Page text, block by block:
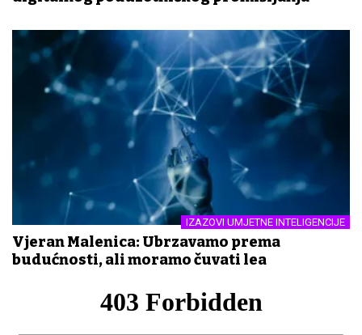
IZAZOVI UMJETNE INTELIGENCIJE
Vjeran Malenica: Ubrzavamo prema
budućnosti, ali moramo čuvati leđa